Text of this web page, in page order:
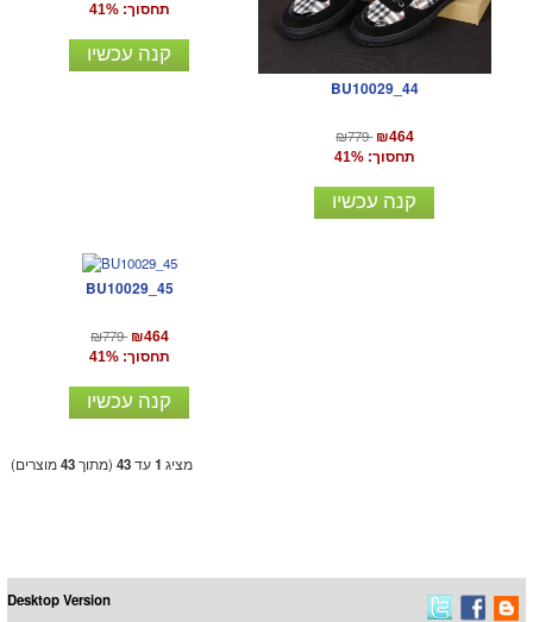
תחסוך: 41%
קנה עכשיו
BU10029_44
₪779 ₪464
תחסוך: 41%
קנה עכשיו
BU10029_45
₪779 ₪464
תחסוך: 41%
קנה עכשיו
מציג 1עד43 (מתוך43מוצרים)
Desktop Version